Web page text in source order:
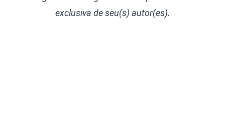
exclusiva de seu(s) autor(es).